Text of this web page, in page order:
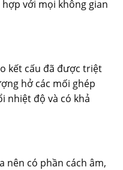
với mọi không gian
kết cấu đã được triệt
hở các mối ghép
nhiệt độ và có khả
nên có phần cách âm,